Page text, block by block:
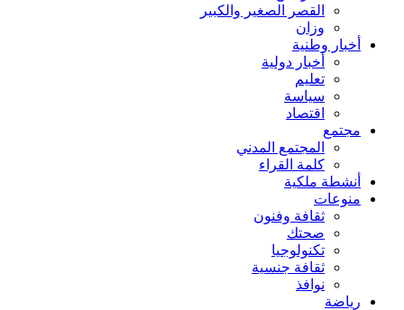
القصر الصغير والكبير
وزان
أخبار وطنية
أخبار دولية
تعليم
سياسة
اقتصاد
مجتمع
المجتمع المدني
كلمة القراء
أنشطة ملكية
منوعات
ثقافة وفنون
صحتك
تكنولوجيا
ثقافة جنسية
نوافذ
رياضة